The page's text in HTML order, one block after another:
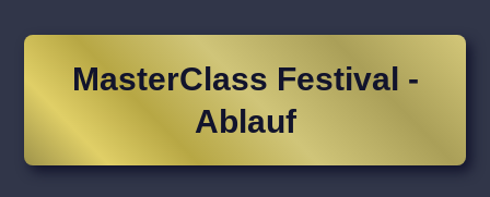
MasterClass Festival -
Ablauf